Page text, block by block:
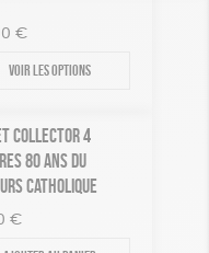
€
Voir les options
COLLECTOR 4
80 ANS DU
CATHOLIQUE
€